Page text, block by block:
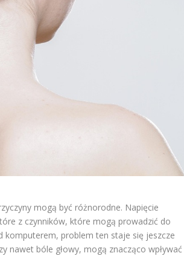
mogą być różnorodne. Napięcie
z czynników, które mogą prowadzić do
komputerem, problem ten staje się jeszcze
nawet bóle głowy, mogą znacząco wpływać